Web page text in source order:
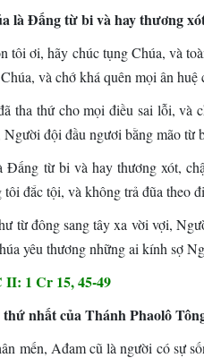
là Ðấng từ bi và hay thương
tôi ơi, hãy chúc tụng Chúa, và
và chớ khá quên mọi ân huệ
tha thứ cho mọi điều sai lỗi, và
Người đội đầu ngươi bằng mão từ
Ðấng từ bi và hay thương xót,
tôi đắc tội, và không trả đũa theo
từ đông sang tây xa vời vợi,
yêu thương những ai kính sợ
1 Cr 15, 45-49
nhất của Thánh Phaolô
mến, Ađam cũ là người có sự